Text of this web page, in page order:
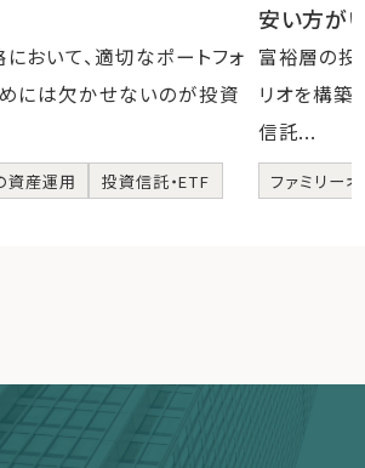
おいて、適切なポートフォ
には欠かせないのが投資
資産運用 投資信託・ETF
安い方が
富裕層の投
リオを構
信託...
ファミリー